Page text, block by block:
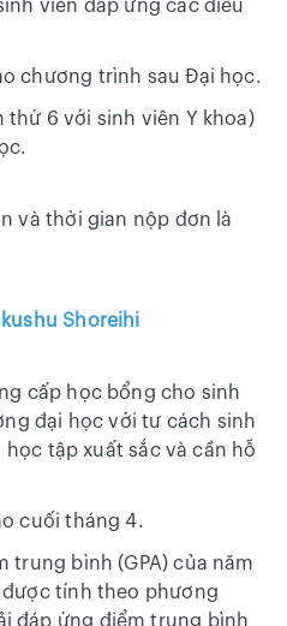
viên đáp ứng các điều
chương trình sau Đại học.
6 với sinh viên Y khoa)
và thời gian nộp đơn là
Shoreihi
cấp học bổng cho sinh
đại học với tư cách sinh
tập xuất sắc và cần hỗ
cuối tháng 4.
trung bình (GPA) của năm
tính theo phương
đáp ứng điểm trung bình